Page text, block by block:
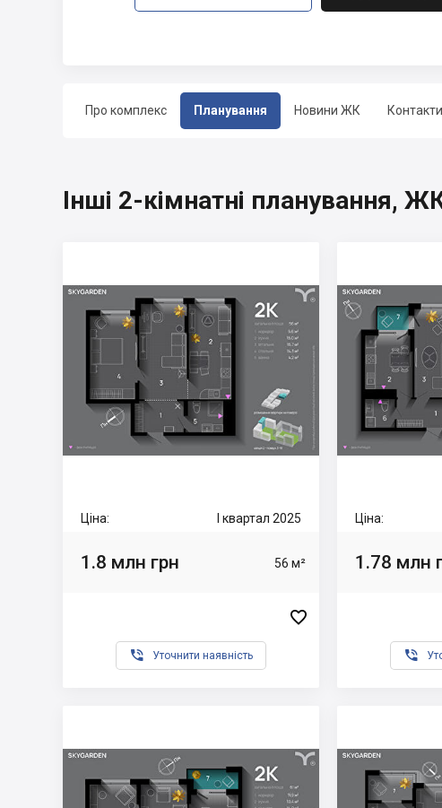
Про комплекс Планування Новини ЖК Контакти
Інші 2-кімнатні планування,
Ціна: I квартал 2025
1.8 млн грн 56 м²

 Уточнити наявність
Ціна:
1.78 млн
